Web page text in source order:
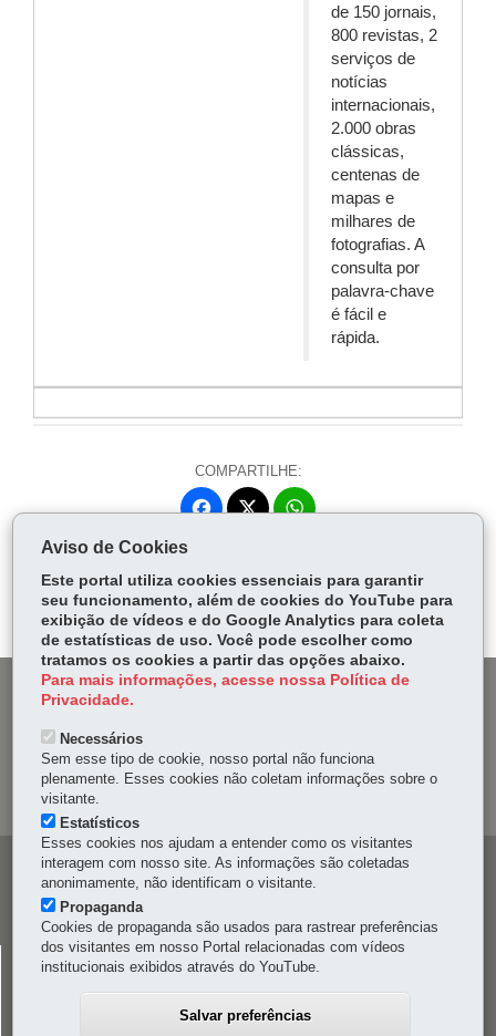
de 150 jornais,
800 revistas, 2
serviços de
notícias
internacionais,
2.000 obras
clássicas,
centenas de
mapas e
milhares de
fotografias. A
consulta por
palavra-chave
é fácil e
rápida.
COMPARTILHE:
Fa
ok
itt
er
W
Ap
p
DENUNCIE CORRUPÇÃO
OUVIDORIA
Navegação
principal
CELEPAR
Rua Mateus Leme, 1561 - Bom Retiro-80520-174-Curitiba
MAPA
41 3200-5000
Aviso de Cookies
Este portal utiliza cookies essenciais para garantir
seu funcionamento, além de cookies do YouTube para
exibição de vídeos e do Google Analytics para coleta
de estatísticas de uso. Você pode escolher como
tratamos os cookies a partir das opções abaixo.
Para mais informações, acesse nossa Política de
Privacidade.
Necessários
Sem esse tipo de cookie, nosso portal não funciona
plenamente. Esses cookies não coletam informações sobre o
visitante.
Estatísticos
Esses cookies nos ajudam a entender como os visitantes
interagem com nosso site. As informações são coletadas
anonimamente, não identificam o visitante.
Propaganda
Cookies de propaganda são usados para rastrear preferências
dos visitantes em nosso Portal relacionadas com vídeos
institucionais exibidos através do YouTube.
Salvar preferências